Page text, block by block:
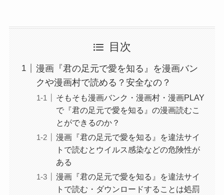
目次
漫画『君の足元で愛を知る』を漫画バン
クや漫画村で読める？安全なの？
そもそも漫画バンク・漫画村・漫画PLAY
で『君の足元で愛を知る』の漫画読むこ
とができるのか？
漫画『君の足元で愛を知る』を違法サイ
トで読むとウイルス感染などの危険性が
ある
漫画『君の足元で愛を知る』を違法サイ
トで読む・ダウンロードすることは処罰